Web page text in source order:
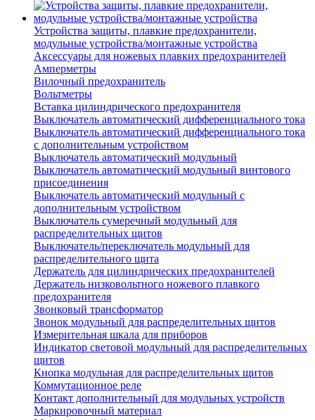
Устройства защиты, плавкие предохранители,
модульные устройства/монтажные устройства
Аксессуары для ножевых плавких предохранителей
Амперметры
Вилочный предохранитель
Вольтметры
Вставка цилиндрического предохранителя
Выключатель автоматический дифференциального тока
Выключатель автоматический дифференциального тока
с дополнительным устройством
Выключатель автоматический модульный
Выключатель автоматический модульный винтового
присоединения
Выключатель автоматический модульный с
дополнительным устройством
Выключатель сумеречный модульный для
распределительных щитов
Выключатель/переключатель модульный для
распределительного щита
Держатель для цилиндрических предохранителей
Держатель низковольтного ножевого плавкого
предохранителя
Звонковый трансформатор
Звонок модульный для распределительных щитов
Измерительная шкала для приборов
Индикатор световой модульный для распределительных
щитов
Кнопка модульная для распределительных щитов
Коммутационное реле
Контакт дополнительный для модульных устройств
Маркировочный материал